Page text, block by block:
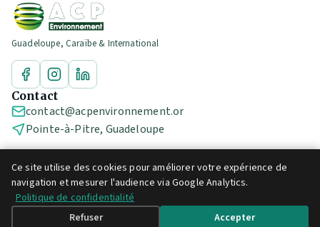
Guadeloupe, Caraïbe & International
Contact
contact@acpenvironnement.org
Pointe-à-Pitre, Guadeloupe
© 2026 ACP Environnement
Mentions légales
Politique de confidentialité
Ce site utilise des cookies pour améliorer votre expérience de
navigation et mesurer l'audience via Google Analytics.
Politique de confidentialité
Refuser
Accepter